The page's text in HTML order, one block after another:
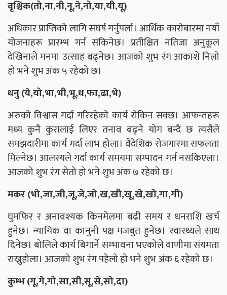
वृश्चिक(तो,ना,नी,नू,ने,नो,या,यी,यू)
अधिकार प्राप्तिको लागि संघर्ष गर्नुपर्ला। आर्थिक कारोबारमा नयाँ
योजनाहरू प्रारम्भ गर्न सकिनेछ। प्रतीक्षित नतिजा अनुकूल
देखिनाले मनमा उत्साह बढ्नेछ। आजको शुभ रंग आकाशे निलो
हो भने शुभ अंक ५ रहेको छ।
धनु (ये,यो,भा,भी,भू,ध,फा,ढा,भे)
अरुको विश्वास गर्दा गरिरहेको कार्य रोकिन सक्छ। आफन्तहरू
मध्य कुनै कुरालाई लिएर तनाव बढ्ने योग बन्दै छ त्यसैले
समझदारीमा कार्य गर्दा लाभ होला। वैदेशिक रोजगारमा सफलता
मिल्नेछ। आलस्यले गर्दा कार्य समयमा सम्पादन गर्न नसकिएला।
आजको शुभ रंग सेतो हो भने शुभ अंक ७ रहेको छ।
मकर (भो,जा,जी,जू,जे,जो,ख,खी,खू,खे,खो,गा,गी)
घुमफिर र अनावश्यक किनमेलमा बढी समय र धनराशि खर्च
हुनेछ। न्यायिक वा कानुनी पक्ष मजबुत हुनेछ। स्वास्थ्यले साथ
दिनेछ। बोलिले कार्य बिगार्ने सम्भावना भएकोले वाणीमा संयमता
राख्नुहोला। आजको शुभ रंग पहेलो हो भने शुभ अंक ६ रहेको छ।
कुम्भ (गू,गे,गो,सा,सी,सू,से,सो,दा)